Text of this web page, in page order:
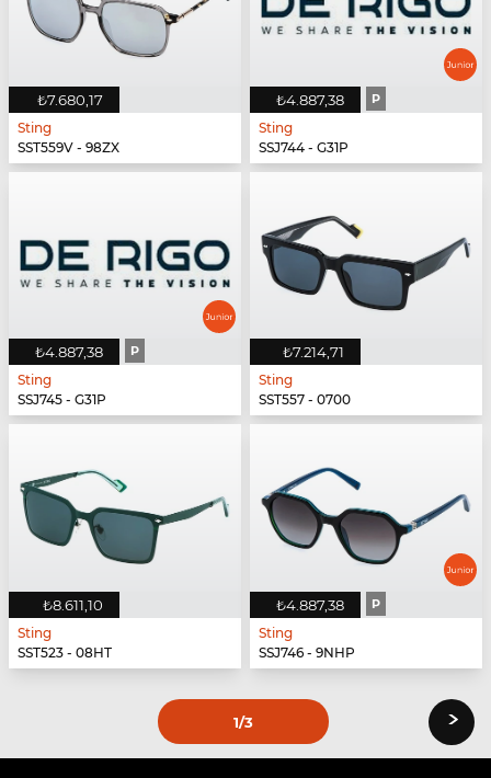
₺7.680,17
Sting
SST559V - 98ZX
₺4.887,38 P
Sting
SSJ744 - G31P
₺4.887,38 P
Sting
SSJ745 - G31P
₺7.214,71
Sting
SST557 - 0700
₺8.611,10
Sting
SST523 - 08HT
₺4.887,38 P
Sting
SSJ746 - 9NHP
1/3 ›